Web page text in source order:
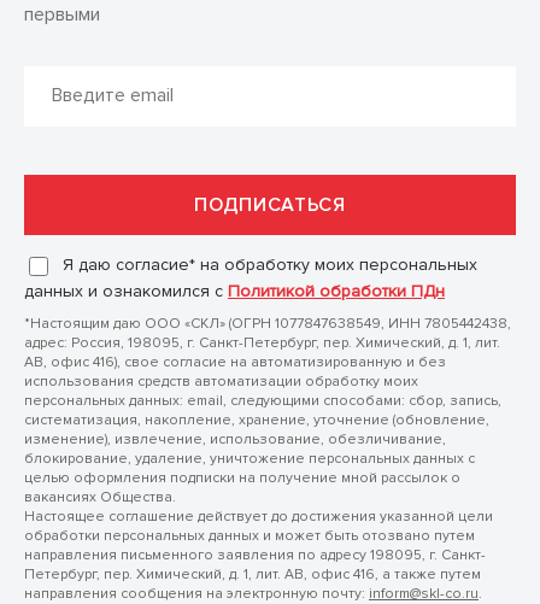
первыми
Я даю согласие* на обработку моих персональных
данных и ознакомился с Политикой обработки ПДн
*Настоящим даю ООО «СКЛ» (ОГРН 1077847638549, ИНН 7805442438,
адрес: Россия, 198095, г. Санкт-Петербург, пер. Химический, д. 1, лит.
АВ, офис 416), свое согласие на автоматизированную и без
использования средств автоматизации обработку моих
персональных данных: email, следующими способами: сбор, запись,
систематизация, накопление, хранение, уточнение (обновление,
изменение), извлечение, использование, обезличивание,
блокирование, удаление, уничтожение персональных данных с
целью оформления подписки на получение мной рассылок о
вакансиях Общества.
Настоящее соглашение действует до достижения указанной цели
обработки персональных данных и может быть отозвано путем
направления письменного заявления по адресу 198095, г. Санкт-
Петербург, пер. Химический, д. 1, лит. АВ, офис 416, а также путем
направления сообщения на электронную почту: inform@skl-co.ru.